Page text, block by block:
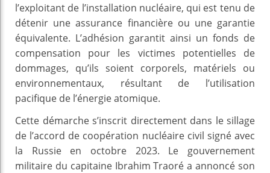
l’exploitant de l’installation nucléaire, qui est tenu de
détenir une assurance financière ou une garantie
équivalente. L’adhésion garantit ainsi un fonds de
compensation pour les victimes potentielles de
dommages, qu’ils soient corporels, matériels ou
environnementaux, résultant de l’utilisation
pacifique de l’énergie atomique.
Cette démarche s’inscrit directement dans le sillage
de l’accord de coopération nucléaire civil signé avec
la Russie en octobre 2023. Le gouvernement
militaire du capitaine Ibrahim Traoré a annoncé son